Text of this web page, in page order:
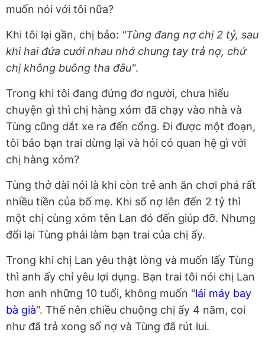
muốn nói với tôi nữa?
Khi tôi lại gần, chị bảo: "Tùng đang nợ chị 2 tỷ, sau
khi hai đứa cưới nhau nhớ chung tay trả nợ, chứ
chị không buông tha đâu".
Trong khi tôi đang đứng đơ người, chưa hiểu
chuyện gì thì chị hàng xóm đã chạy vào nhà và
Tùng cũng dắt xe ra đến cổng. Đi được một đoạn,
tôi bảo bạn trai dừng lại và hỏi có quan hệ gì với
chị hàng xóm?
Tùng thở dài nói là khi còn trẻ anh ăn chơi phá rất
nhiều tiền của bố mẹ. Khi số nợ lên đến 2 tỷ thì
một chị cùng xóm tên Lan đó đến giúp đỡ. Nhưng
đổi lại Tùng phải làm bạn trai của chị ấy.
Trong khi chị Lan yêu thật lòng và muốn lấy Tùng
thì anh ấy chỉ yêu lợi dụng. Bạn trai tôi nói chị Lan
hơn anh những 10 tuổi, không muốn "lái máy bay
bà già". Thế nên chiều chuộng chị ấy 4 năm, coi
như đã trả xong số nợ và Tùng đã rút lui.